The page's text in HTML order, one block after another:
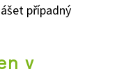
případný
v